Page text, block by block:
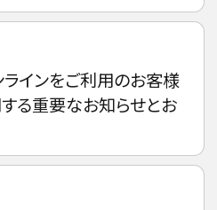
インをご利用のお客様
る重要なお知らせとお